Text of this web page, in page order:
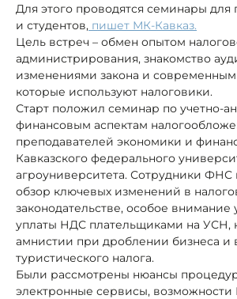
Для этого проводятся семинары для
и студентов, пишет МК-Кавказ.
Цель встреч – обмен опытом
администрирования, знакомство
изменениями закона и
которые используют налоговики.
Старт положил семинар по учетно-
финансовым аспектам
преподавателей экономики и
Кавказского федерального
агроуниверситета. Сотрудники ФНС
обзор ключевых изменений в
законодательстве, особое
уплаты НДС плательщиками на УСН,
амнистии при дроблении бизнеса и
туристического налога.
Были рассмотрены нюансы
электронные сервисы,